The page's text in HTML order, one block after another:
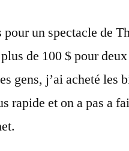
pour un spectacle de
de 100 $ pour
gens, j’ai acheté les
rapide et on a pas a